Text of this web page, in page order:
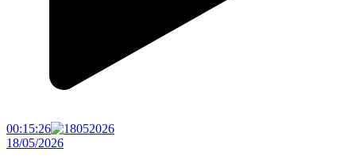
00:15:26
18/05/2026